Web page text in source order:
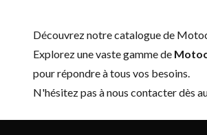
Découvrez notre catalogue de
Explorez une vaste gamme de
pour répondre à tous vos besoins.
N'hésitez pas ànous contacterdès